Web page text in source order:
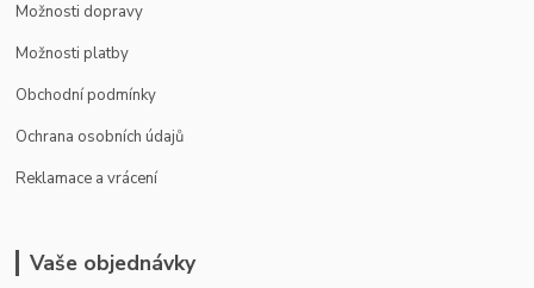
Možnosti dopravy
Možnosti platby
Obchodní podmínky
Ochrana osobních údajů
Reklamace a vrácení
Vaše objednávky